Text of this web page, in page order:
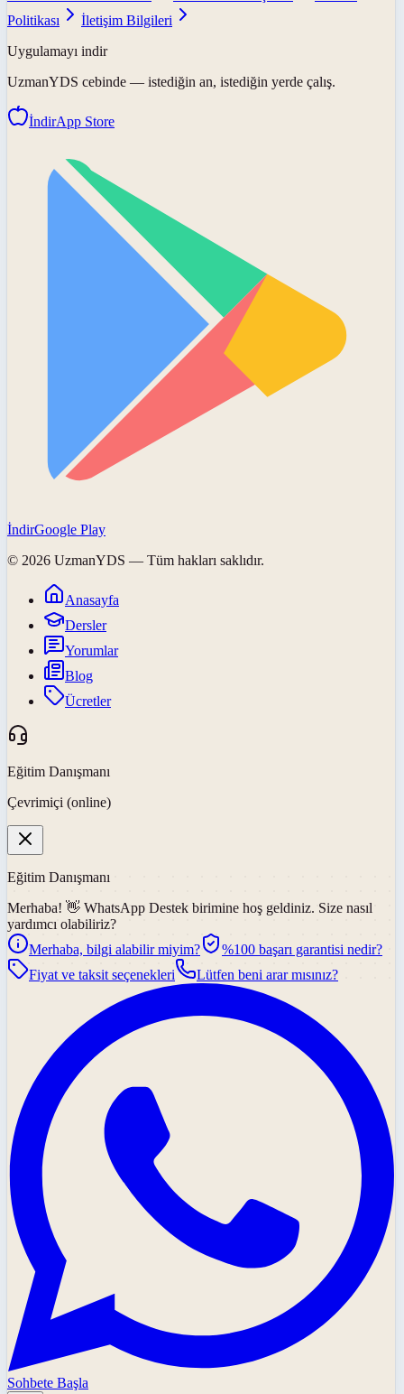
Politikası
İletişim Bilgileri
Uygulamayı indir
UzmanYDS cebinde — istediğin an, istediğin yerde çalış.
İndirApp Store
İndirGoogle Play
© 2026 UzmanYDS — Tüm hakları saklıdır.
Anasayfa
Dersler
Yorumlar
Blog
Ücretler
Eğitim Danışmanı
Çevrimiçi (online)
Eğitim Danışmanı
Merhaba! 👋 WhatsApp Destek birimine hoş geldiniz. Size nasıl
yardımcı olabiliriz?
Merhaba, bilgi alabilir miyim?
%100 başarı garantisi nedir?
Fiyat ve taksit seçenekleri
Lütfen beni arar mısınız?
Sohbete Başla